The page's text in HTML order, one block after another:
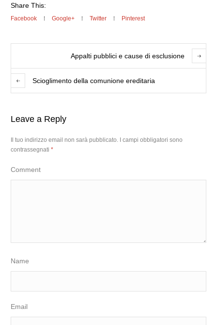
Share This:
Facebook Google+ Twitter Pinterest
Appalti pubblici e cause di esclusione
Scioglimento della comunione ereditaria
Leave a Reply
Il tuo indirizzo email non sarà pubblicato.
I campi obbligatori sono
contrassegnati*
Comment
Name
Email